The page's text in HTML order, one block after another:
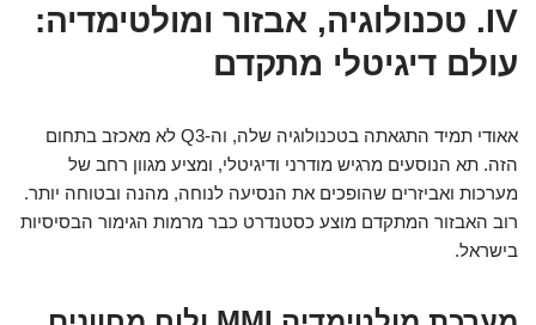
IV. טכנולוגיה, אבזור ומולטימדיה:
עולם דיגיטלי מתקדם
אאודי תמיד התגאתה בטכנולוגיה שלה, וה-Q3 לא מאכזב בתחום
הזה. תא הנוסעים מרגיש מודרני ודיגיטלי, ומציע מגוון רחב של
מערכות ואביזרים שהופכים את הנסיעה לנוחה, מהנה ובטוחה יותר.
רוב האבזור המתקדם מוצע כסטנדרט כבר מרמות הגימור הבסיסיות
בישראל.